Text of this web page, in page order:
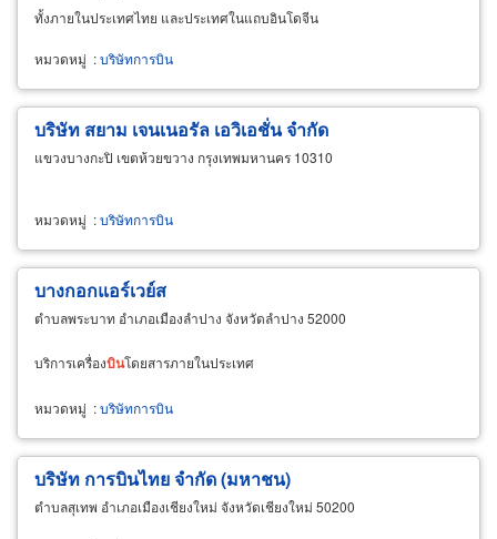
ทั้งภายในประเทศไทย และประเทศในแถบอินโดจีน
หมวดหมู่ :บริษัทการบิน
บริษัท สยาม เจนเนอรัล เอวิเอชั่น จำกัด
แขวงบางกะปิ เขตห้วยขวาง กรุงเทพมหานคร 10310
หมวดหมู่ :บริษัทการบิน
บางกอกแอร์เวย์ส
ตำบลพระบาท อำเภอเมืองลำปาง จังหวัดลำปาง 52000
บริการเครื่องบินโดยสารภายในประเทศ
หมวดหมู่ :บริษัทการบิน
บริษัท การบินไทย จำกัด (มหาชน)
ตำบลสุเทพ อำเภอเมืองเชียงใหม่ จังหวัดเชียงใหม่ 50200